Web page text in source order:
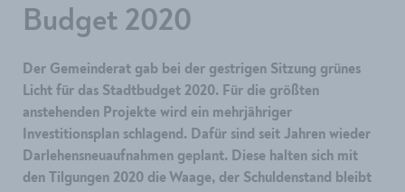
Budget 2020
Der Gemeinderat gab bei der gestrigen Sitzung grünes
Licht für das Stadtbudget 2020. Für die größten
anstehenden Projekte wird ein mehrjähriger
Investitionsplan schlagend. Dafür sind seit Jahren wieder
Darlehensneuaufnahmen geplant. Diese halten sich mit
den Tilgungen 2020 die Waage, der Schuldenstand bleibt